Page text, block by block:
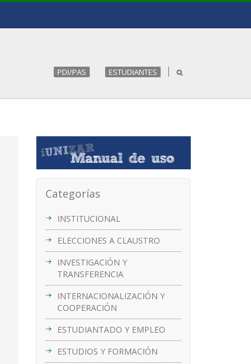
PDI/PAS ESTUDIANTES
Categorías
INSTITUCIONAL
ELECCIONES A CLAUSTRO
INVESTIGACIÓN Y
TRANSFERENCIA
INTERNACIONALIZACIÓN Y
COOPERACIÓN
ESTUDIANTADO Y EMPLEO
ESTUDIOS Y FORMACIÓN